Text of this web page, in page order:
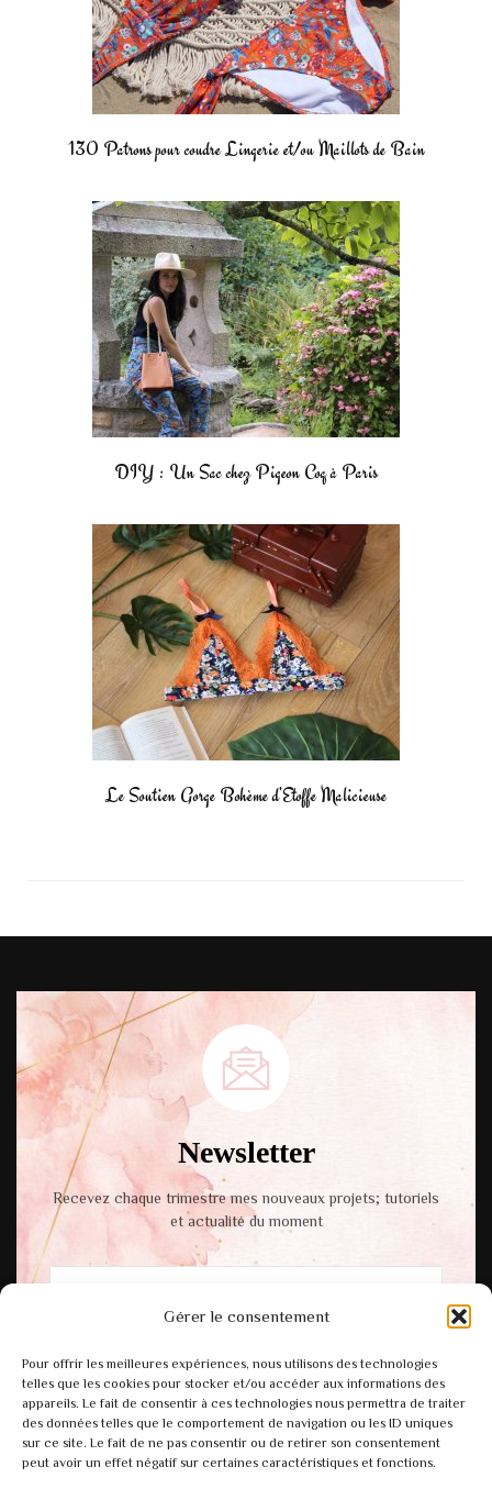
Gérer le consentement
Pour offrir les meilleures expériences, nous utilisons des technologies
telles que les cookies pour stocker et/ou accéder aux informations des
appareils. Le fait de consentir à ces technologies nous permettra de traiter
des données telles que le comportement de navigation ou les ID uniques
sur ce site. Le fait de ne pas consentir ou de retirer son consentement
peut avoir un effet négatif sur certaines caractéristiques et fonctions.
130 Patrons pour coudre Lingerie et/ou Maillots de Bain
DIY : Un Sac chez Pigeon Coq à Paris
Le Soutien Gorge Bohème d’Etoffe Malicieuse
Newsletter
Recevez chaque trimestre mes nouveaux projets; tutoriels
et actualité du moment
politique de confidentialité.